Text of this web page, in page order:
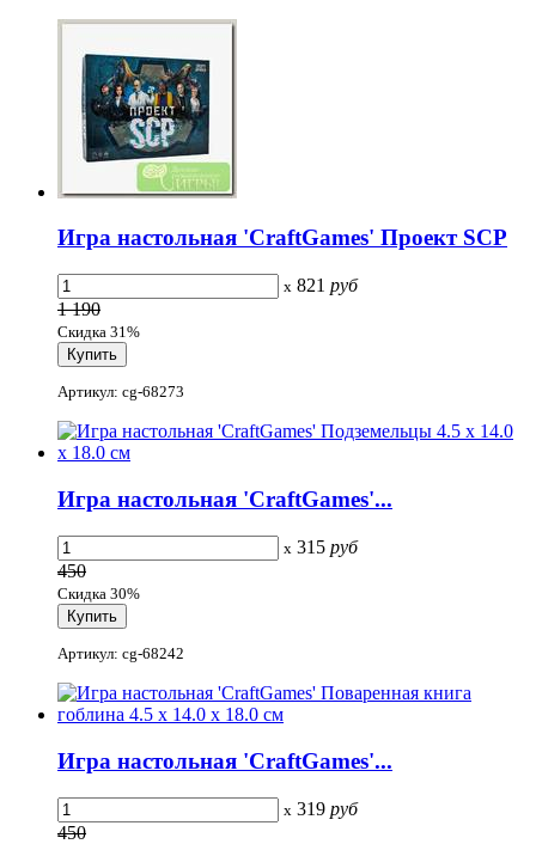
Игра настольная 'CraftGames' Проект SCP
x 821 руб
1 190
Скидка 31%
Артикул: cg-68273
Игра настольная 'CraftGames'...
x 315 руб
450
Скидка 30%
Артикул: cg-68242
Игра настольная 'CraftGames'...
x 319 руб
450